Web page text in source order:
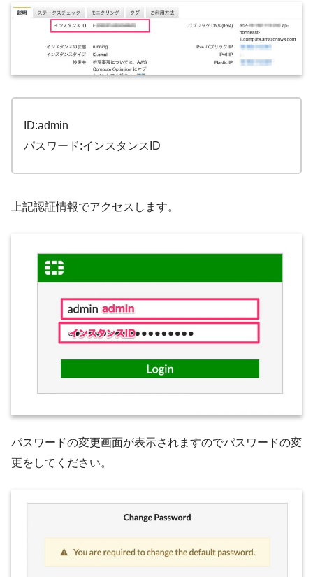
ID:admin
パスワード:インスタンスID
上記認証情報でアクセスします。
パスワードの変更画面が表示されますのでパスワードの変
更をしてください。